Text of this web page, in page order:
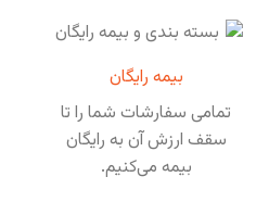
بیمه رایگان
تمامی سفارشات شما را تا
سقف ارزش آن به رایگان
بیمه می‌کنیم.